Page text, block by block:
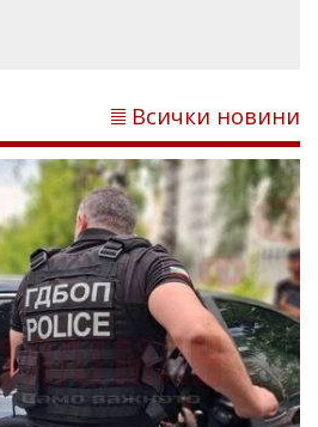
Всички новини